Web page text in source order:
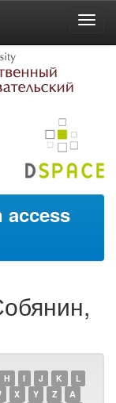
access
H I J K
L
X Y Z
А